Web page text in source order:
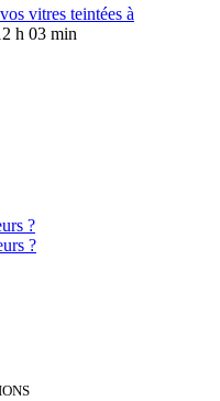
vitres teintées à
h 03 min
?
?